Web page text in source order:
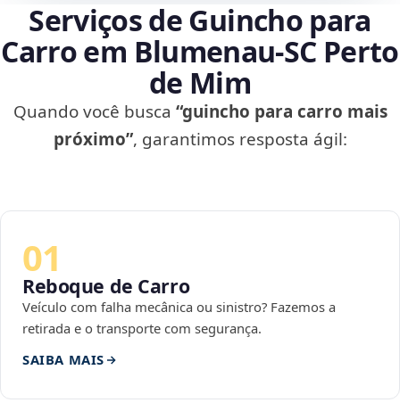
Serviços de Guincho para
Carro em Blumenau‑SC Perto
de Mim
Quando você busca “guincho para carro mais
próximo”, garantimos resposta ágil:
01
Reboque de Carro
Veículo com falha mecânica ou sinistro? Fazemos a
retirada e o transporte com segurança.
SAIBA MAIS